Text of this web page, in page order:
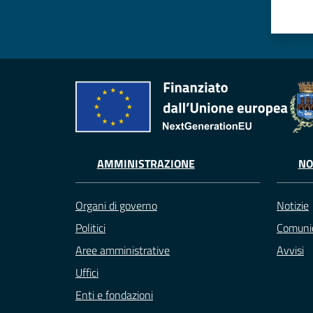
AMMINISTRAZIONE
Organi di governo
Politici
Aree amministrative
Uffici
Enti e fondazioni
Notizie
Avvisi